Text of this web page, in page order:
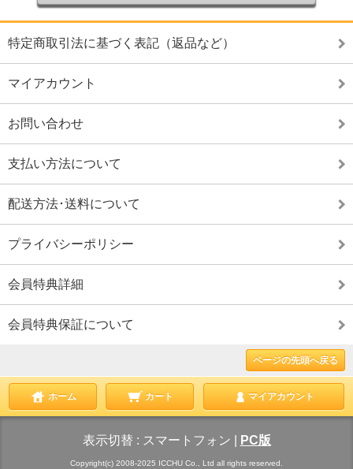
特定商取引法に基づく表記（返品など）
マイアカウント
お問い合わせ
支払い方法について
配送方法･送料について
プライバシーポリシー
会員特典詳細
会員特典保証について
ページの先頭へ戻る
ホーム カート マイアカウント
表示切替 : スマートフォン PC版
Copyright(c) 2008-2025 ICCHU Co., Ltd all rights reserved.